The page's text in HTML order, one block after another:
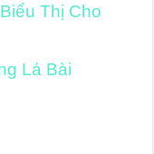
Thị Cho
Lá Bài